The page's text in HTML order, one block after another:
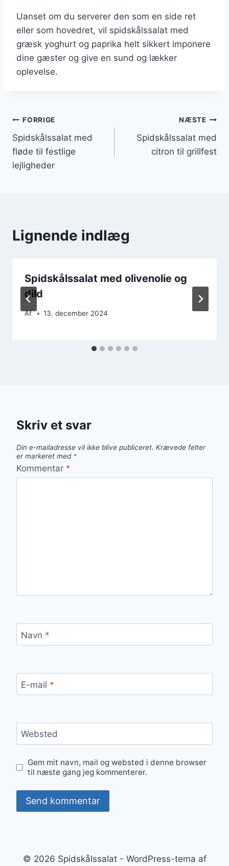
Uanset om du serverer den som en side ret
eller som hovedret, vil spidskålssalat med
græsk yoghurt og paprika helt sikkert imponere
dine gæster og give en sund og lækker
oplevelse.
Indlægsnavigation
FORRIGE
Spidskålssalat med
fløde til festlige
lejligheder
NÆSTE
Spidskålssalat med
citron til grillfest
Lignende indlæg
Spidskålssalat med olivenolie og
dild
Af 13. december 2024
Skriv et svar
Din e-mailadresse vil ikke blive publiceret. Krævede felter
er markeret med *
Kommentar *
Navn *
E-mail *
Websted
Gem mit navn, mail og websted i denne browser
til næste gang jeg kommenterer.
© 2026 Spidskålssalat - WordPress-tema af